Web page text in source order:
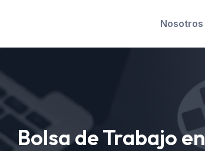
Nosotros
Bolsa de Trabajo en